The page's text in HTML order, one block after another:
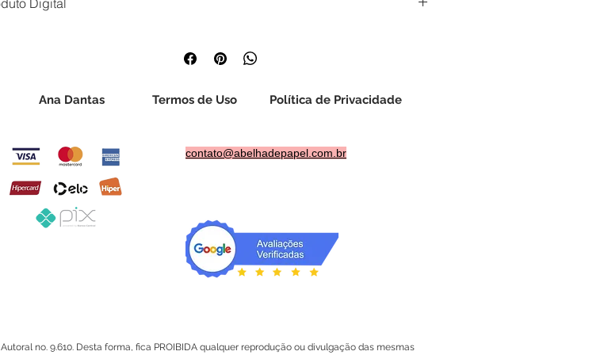
Digital
a descrição antes da compra e tire suas dúvidas pelo chat. Não
trocas ou devoluções após o acesso ao arquivo, exceto nos casos previstos
Ana Dantas Termos de Uso Política de Privacidade
contato@abelhadepapel.com.br
no. 9.610. Desta forma, fica PROIBIDA qualquer reprodução ou divulgação das mesmas